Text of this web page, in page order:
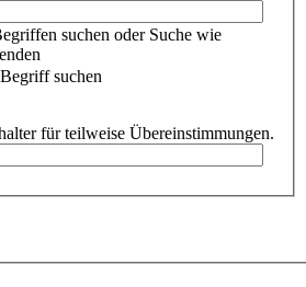
suchen oder Suche wie
suchen
für teilweise Übereinstimmungen.